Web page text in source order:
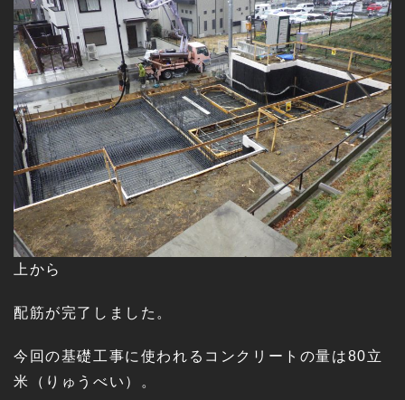
上から
配筋が完了しました。
今回の基礎工事に使われるコンクリートの量は80立
米（りゅうべい）。